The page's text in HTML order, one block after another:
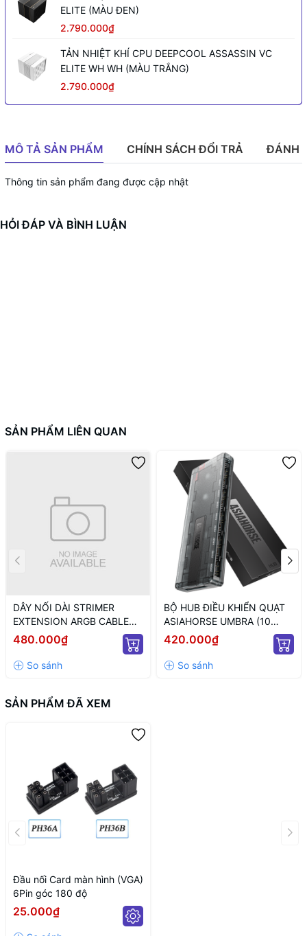
ELITE (MÀU ĐEN)
2.790.000₫
TẢN NHIỆT KHÍ CPU DEEPCOOL ASSASSIN VC
ELITE WH WH (MÀU TRẮNG)
2.790.000₫
MÔ TẢ SẢN PHẨM CHÍNH SÁCH ĐỔI TRẢ ĐÁNH
Thông tin sản phẩm đang được cập nhật
HỎI ĐÁP VÀ BÌNH LUẬN
SẢN PHẨM LIÊN QUAN
DÂY NỐI DÀI STRIMER
EXTENSION ARGB CABLE
12+4 TO 12P+4P WHITE
(MÀU TRẮNG/ 12VHPWR)
480.000₫
BỘ HUB ĐIỀU KHIỂN QUẠT
ASIAHORSE UMBRA (10
CỔNG KẾT NỐI PWM VÀ 5V
ARGB/ NGUỒN SATA)
420.000₫
SẢN PHẨM ĐÃ XEM
Đầu nối Card màn hình (VGA)
6Pin góc 180 độ
25.000₫